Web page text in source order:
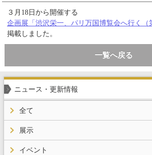
３月18日から開催する
企画展「渋沢栄一、パリ万国博覧会へ行く（
掲載しました。
一覧へ戻る
ニュース・更新情報
全て
展示
イベント